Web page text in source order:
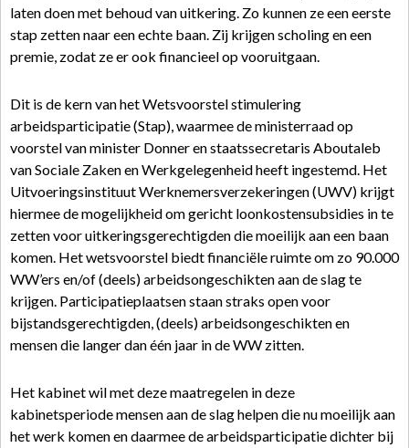
laten doen met behoud van uitkering. Zo kunnen ze een eerste
stap zetten naar een echte baan. Zij krijgen scholing en een
premie, zodat ze er ook financieel op vooruitgaan.
Dit is de kern van het Wetsvoorstel stimulering
arbeidsparticipatie (Stap), waarmee de ministerraad op
voorstel van minister Donner en staatssecretaris Aboutaleb
van Sociale Zaken en Werkgelegenheid heeft ingestemd. Het
Uitvoeringsinstituut Werknemersverzekeringen (UWV) krijgt
hiermee de mogelijkheid om gericht loonkostensubsidies in te
zetten voor uitkeringsgerechtigden die moeilijk aan een baan
komen. Het wetsvoorstel biedt financiële ruimte om zo 90.000
WW’ers en/of (deels) arbeidsongeschikten aan de slag te
krijgen. Participatieplaatsen staan straks open voor
bijstandsgerechtigden, (deels) arbeidsongeschikten en
mensen die langer dan één jaar in de WW zitten.
Het kabinet wil met deze maatregelen in deze
kabinetsperiode mensen aan de slag helpen die nu moeilijk aan
het werk komen en daarmee de arbeidsparticipatie dichter bij